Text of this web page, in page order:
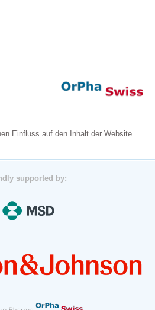
Einfluss auf den Inhalt der Website.
supported by: